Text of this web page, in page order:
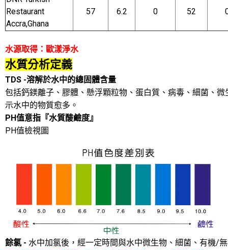
Restaurant
Accra,Ghana
57 6.2 0 52
水源取得：歐漾淨水
水質分析定義
TDS -溶解於水中的總固體含量
包括鈣鎂離子、膠體、懸浮顆粒物、蛋白質、病毒、細菌、
示水中的物質愈多。
PH值意指『水質酸鹼度』
PH值檢視圖
餘氯 - 水中加氯後，經一定時間與水中微生物、細菌、有機/